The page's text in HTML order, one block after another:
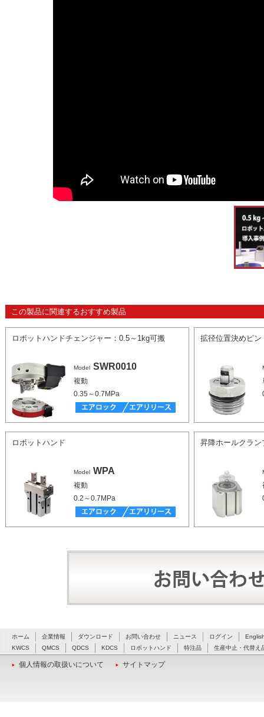
この製品に関連するおすすめ製品
ロボットハンドチェンジャー：0.5～1kg可搬
Model SWR0010
複動
0.35～0.7MPa
拡径位置決めピ
ロボットハンド
Model WPA
複動
0.2～0.7MPa
昇降ホールクラン
ホーム 企業情報 ダウンロード お問い合わせ ニュース ログイン
KWCS
QMCS QDCS KDCS ロボットハンド 特注品 生産中止・代替え
個人情報の取扱いについて サイトマップ